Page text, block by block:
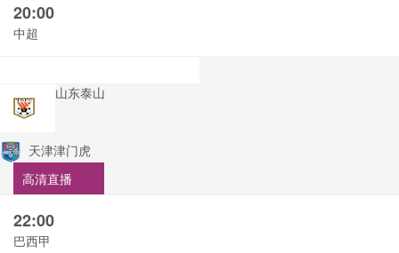
20:00
中超
山东泰山
天津津门虎
高清直播
22:00
巴西甲